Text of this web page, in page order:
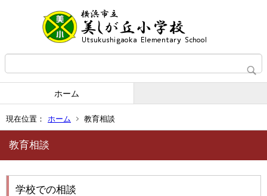
ホーム
現在位置： ホーム 教育相談
教育相談
学校での相談